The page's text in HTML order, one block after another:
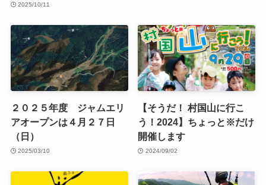
2025/10/11
２０２５年度 ジャムエリ
アオープンは４月２７日
（日）
2025/03/10
【そうだ！ 村国山に行こ
う！2024】ちょっと※だけ
開催します
2024/09/02